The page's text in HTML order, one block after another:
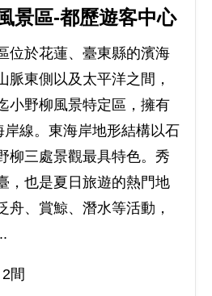
景區-都歷遊客中心
位於花蓮、臺東縣的濱海
脈東側以及太平洋之間，
小野柳風景特定區，擁有
線。東海岸地形結構以石
柳三處景觀最具特色。秀
，也是夏日旅遊的熱門地
舟、賞鯨、潛水等活動，
間